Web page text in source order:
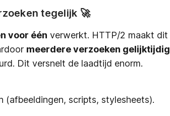
tegelijk 🚀
voor één verwerkt. HTTP/2 maakt dit
meerdere verzoeken gelijktijdig
Dit versnelt de laadtijd enorm.
(afbeeldingen, scripts, stylesheets).